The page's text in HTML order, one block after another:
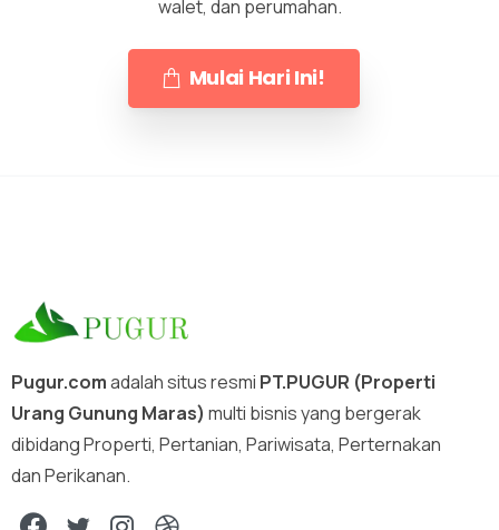
walet, dan perumahan.
Mulai Hari Ini!
Pugur.comadalah situs resmi PT.PUGUR (Properti
Urang Gunung Maras) multi bisnis yang bergerak
dibidang Properti, Pertanian, Pariwisata, Perternakan
dan Perikanan.